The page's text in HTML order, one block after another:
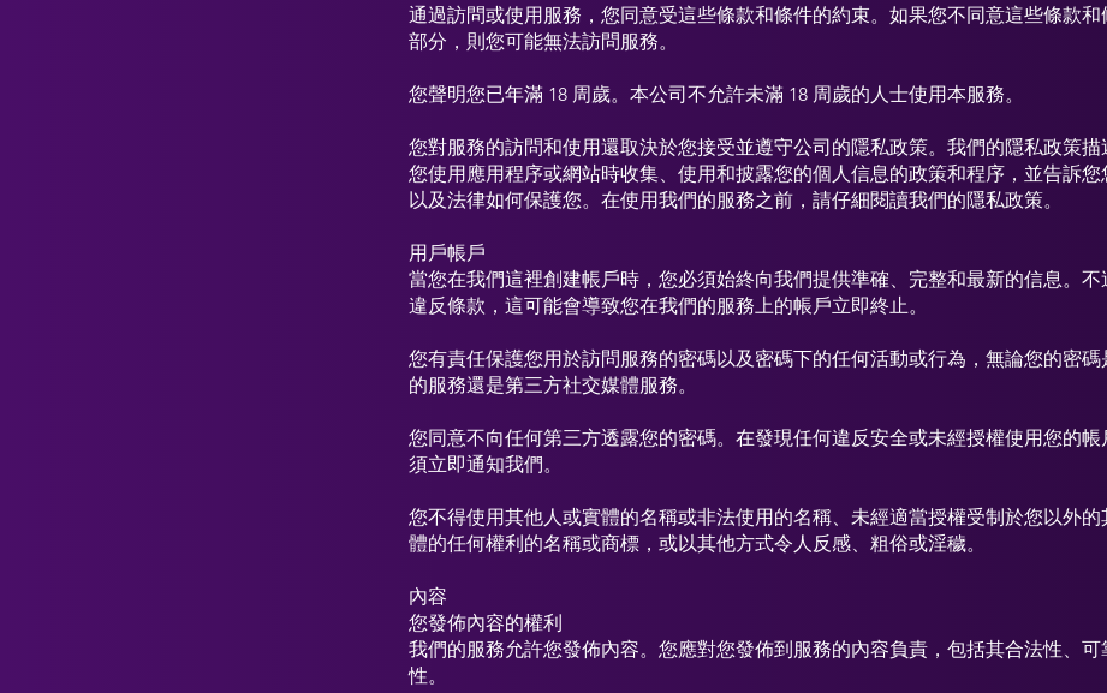
通過訪問或使用服務，您同意受這些條款和條件的約束。如果您不同意這些條款和
部分，則您可能無法訪問服務。
您聲明您已年滿 18 周歲。本公司不允許未滿 18 周歲的人士使用本服務。
您對服務的訪問和使用還取決於您接受並遵守公司的隱私政策。我們的隱私政策描
您使用應用程序或網站時收集、使用和披露您的個人信息的政策和程序，並告訴您
以及法律如何保護您。在使用我們的服務之前，請仔細閱讀我們的隱私政策。
用戶帳戶
當您在我們這裡創建帳戶時，您必須始終向我們提供準確、完整和最新的信息。不
違反條款，這可能會導致您在我們的服務上的帳戶立即終止。
您有責任保護您用於訪問服務的密碼以及密碼下的任何活動或行為，無論您的密碼
的服務還是第三方社交媒體服務。
您同意不向任何第三方透露您的密碼。在發現任何違反安全或未經授權使用您的帳
須立即通知我們。
您不得使用其他人或實體的名稱或非法使用的名稱、未經適當授權受制於您以外的
體的任何權利的名稱或商標，或以其他方式令人反感、粗俗或淫穢。
內容
您發佈內容的權利
我們的服務允許您發佈內容。您應對您發佈到服務的內容負責，包括其合法性、可
性。